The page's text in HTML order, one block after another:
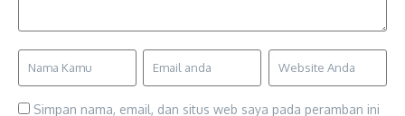
Simpan nama, email, dan situs web saya pada peramban ini